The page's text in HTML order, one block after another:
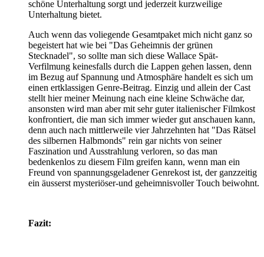
schöne Unterhaltung sorgt und jederzeit kurzweilige
Unterhaltung bietet.
Auch wenn das voliegende Gesamtpaket mich nicht ganz so
begeistert hat wie bei "Das Geheimnis der grünen
Stecknadel", so sollte man sich diese Wallace Spät-
Verfilmung keinesfalls durch die Lappen gehen lassen, denn
im Bezug auf Spannung und Atmosphäre handelt es sich um
einen ertklassigen Genre-Beitrag. Einzig und allein der Cast
stellt hier meiner Meinung nach eine kleine Schwäche dar,
ansonsten wird man aber mit sehr guter italienischer Filmkost
konfrontiert, die man sich immer wieder gut anschauen kann,
denn auch nach mittlerweile vier Jahrzehnten hat "Das Rätsel
des silbernen Halbmonds" rein gar nichts von seiner
Faszination und Ausstrahlung verloren, so das man
bedenkenlos zu diesem Film greifen kann, wenn man ein
Freund von spannungsgeladener Genrekost ist, der ganzzeitig
ein äusserst mysteriöser-und geheimnisvoller Touch beiwohnt.
Fazit: